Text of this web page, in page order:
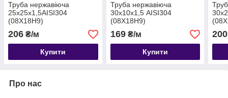
Труба нержавіюча
25х25х1,5AISI304
(08Х18Н9)
шліфована,харчова
206 ₴/м
Купити
Труба нержавіюча
30х10х1,5 AISI304
(08Х18Н9)
шліфована,харчова
169₴/м
Купити
200
Про нас